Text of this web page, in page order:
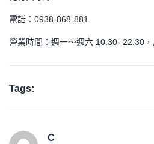
電話：0938-868-881
營業時間：週一～週六 10:30- 22:30
Tags:
C